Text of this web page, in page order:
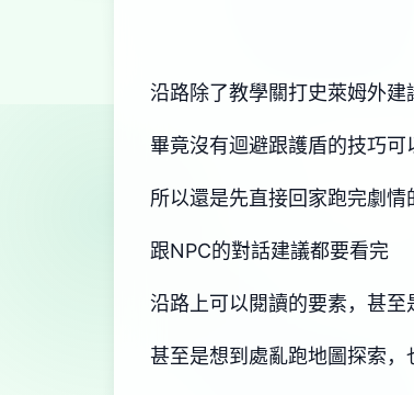
沿路除了教學關打史萊姆外建
畢竟沒有迴避跟護盾的技巧可
所以還是先直接回家跑完劇情
跟NPC的對話建議都要看完
沿路上可以閱讀的要素，甚至
甚至是想到處亂跑地圖探索，